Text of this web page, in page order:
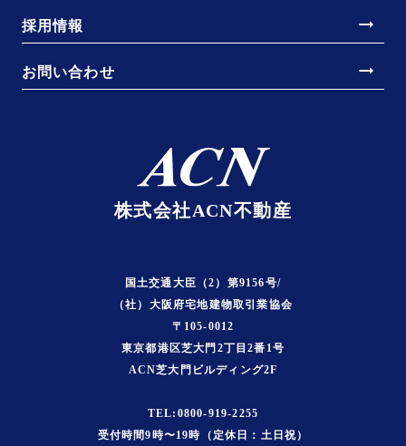
採用情報 arrow_right_alt
お問い合わせ arrow_right_alt
株式会社ACN不動産
国土交通大臣（2）第9156号/
（社）大阪府宅地建物取引業協会
〒105-0012
東京都港区芝大門2丁目2番1号
ACN芝大門ビルディング2F
TEL:0800-919-2255
受付時間9時〜19時（定休日：土日祝）